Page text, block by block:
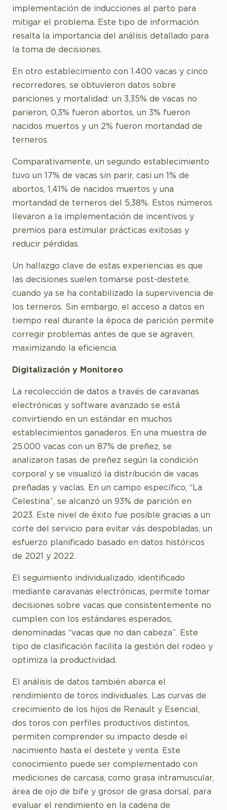
implementación de inducciones al parto para
mitigar el problema. Este tipo de información
resalta la importancia del análisis detallado para
la toma de decisiones.
En otro establecimiento con 1.400 vacas y cinco
recorredores, se obtuvieron datos sobre
pariciones y mortalidad: un 3,35% de vacas no
parieron, 0,3% fueron abortos, un 3% fueron
nacidos muertos y un 2% fueron mortandad de
terneros.
Comparativamente, un segundo establecimiento
tuvo un 17% de vacas sin parir, casi un 1% de
abortos, 1,41% de nacidos muertos y una
mortandad de terneros del 5,38%. Estos números
llevaron a la implementación de incentivos y
premios para estimular prácticas exitosas y
reducir pérdidas.
Un hallazgo clave de estas experiencias es que
las decisiones suelen tomarse post-destete,
cuando ya se ha contabilizado la supervivencia de
los terneros. Sin embargo, el acceso a datos en
tiempo real durante la época de parición permite
corregir problemas antes de que se agraven,
maximizando la eficiencia.
Digitalización y Monitoreo
La recolección de datos a través de caravanas
electrónicas y software avanzado se está
convirtiendo en un estándar en muchos
establecimientos ganaderos. En una muestra de
25.000 vacas con un 87% de preñez, se
analizaron tasas de preñez según la condición
corporal y se visualizó la distribución de vacas
preñadas y vacías. En un campo específico, “La
Celestina”, se alcanzó un 93% de parición en
2023. Este nivel de éxito fue posible gracias a un
corte del servicio para evitar vás despobladas, un
esfuerzo planificado basado en datos históricos
de 2021 y 2022.
El seguimiento individualizado, identificado
mediante caravanas electrónicas, permite tomar
decisiones sobre vacas que consistentemente no
cumplen con los estándares esperados,
denominadas “vacas que no dan cabeza”. Este
tipo de clasificación facilita la gestión del rodeo y
optimiza la productividad.
El análisis de datos también abarca el
rendimiento de toros individuales. Las curvas de
crecimiento de los hijos de Renault y Esencial,
dos toros con perfiles productivos distintos,
permiten comprender su impacto desde el
nacimiento hasta el destete y venta. Este
conocimiento puede ser complementado con
mediciones de carcasa, como grasa intramuscular,
área de ojo de bife y grosor de grasa dorsal, para
evaluar el rendimiento en la cadena de